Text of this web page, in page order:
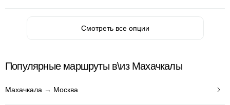
Смотреть все опции
Популярные маршруты в\из Махачкалы
Махачкала → Москва